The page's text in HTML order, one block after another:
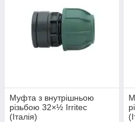
Муфта з внутрішньою
різьбою 32×½ Irritec
(Італія)